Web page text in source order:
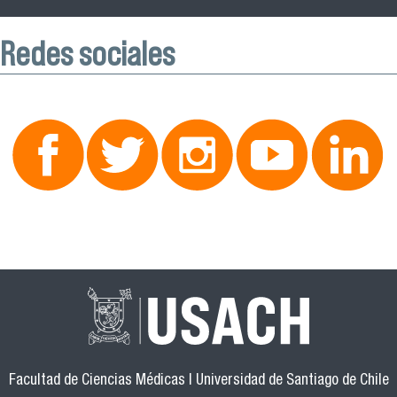
Redes sociales
Facultad de Ciencias Médicas | Universidad de Santiago de Chile